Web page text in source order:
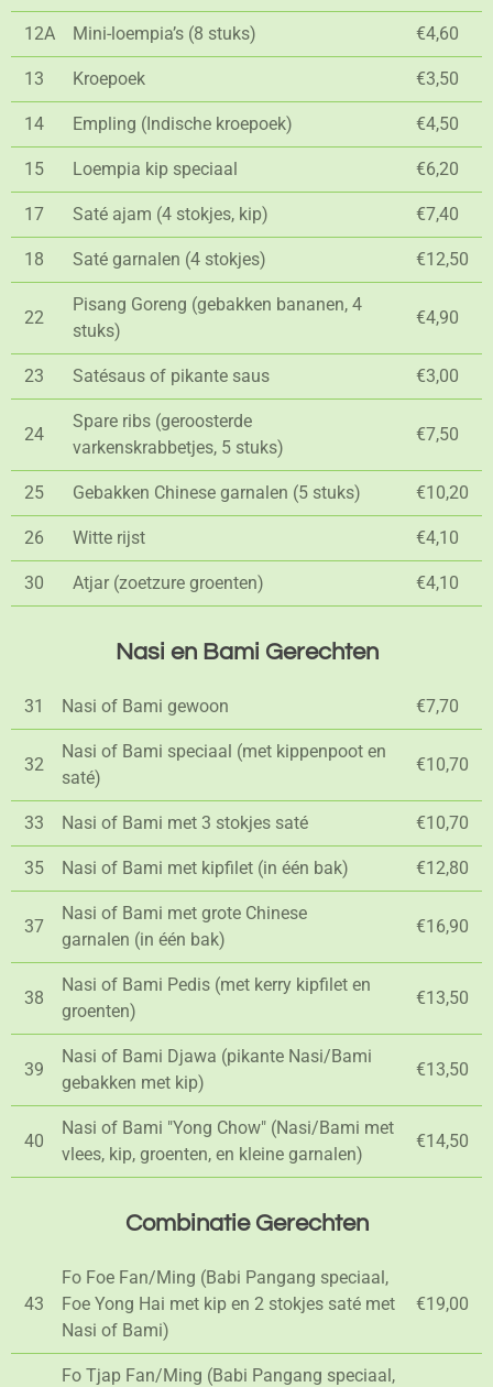
12A Mini-loempia’s (8 stuks) €4,60
13 Kroepoek €3,50
14 Empling (Indische kroepoek) €4,50
15 Loempia kip speciaal €6,20
17 Saté ajam (4 stokjes, kip) €7,40
18 Saté garnalen (4 stokjes) €12,50
22
Pisang Goreng (gebakken bananen, 4
stuks)
€4,90
23 Satésaus of pikante saus €3,00
24
Spare ribs (geroosterde
varkenskrabbetjes, 5 stuks)
€7,50
25 Gebakken Chinese garnalen (5 stuks) €10,20
26 Witte rijst €4,10
30 Atjar (zoetzure groenten) €4,10
Nasi en Bami Gerechten
31 Nasi of Bami gewoon €7,70
32
Nasi of Bami speciaal (met kippenpoot en
saté)
€10,70
33 Nasi of Bami met 3 stokjes saté €10,70
35 Nasi of Bami met kipfilet (in één bak) €12,80
37
Nasi of Bami met grote Chinese
garnalen (in één bak)
€16,90
38
Nasi of Bami Pedis (met kerry kipfilet en
groenten)
€13,50
39
Nasi of Bami Djawa (pikante Nasi/Bami
gebakken met kip)
€13,50
40
Nasi of Bami "Yong Chow" (Nasi/Bami met
vlees, kip, groenten, en kleine garnalen)
€14,50
Combinatie Gerechten
43
Fo Foe Fan/Ming (Babi Pangang speciaal,
Foe Yong Hai met kip en 2 stokjes saté met
Nasi of Bami)
€19,00
Fo Tjap Fan/Ming (Babi Pangang speciaal,